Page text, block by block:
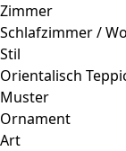
Zimmer
Schlafzimmer /
Stil
Orientalisch
Muster
Ornament
Art